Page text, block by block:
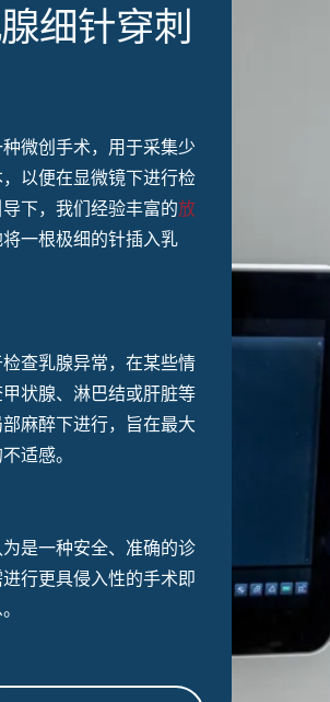
细针穿刺
微创手术，用于采集少
以便在显微镜下进行检
导下，我们经验丰富的放
一根极细的针插入乳
查乳腺异常，在某些情
状腺、淋巴结或肝脏等
麻醉下进行，旨在最大
适感。
是一种安全、准确的诊
行更具侵入性的手术即